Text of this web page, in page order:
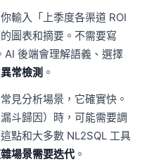
你輸入「上季度各渠道 ROI
圖表和摘要。不需要寫
AI 後端會理解語義、選擇
異常檢測 。
見分析場景，它確實快。
斗歸因）時，可能需要調
點和大多數 NL2SQL 工具
場景需要迭代。